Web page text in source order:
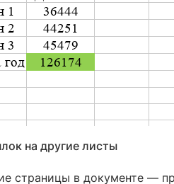
на другие листы
страницы в документе —